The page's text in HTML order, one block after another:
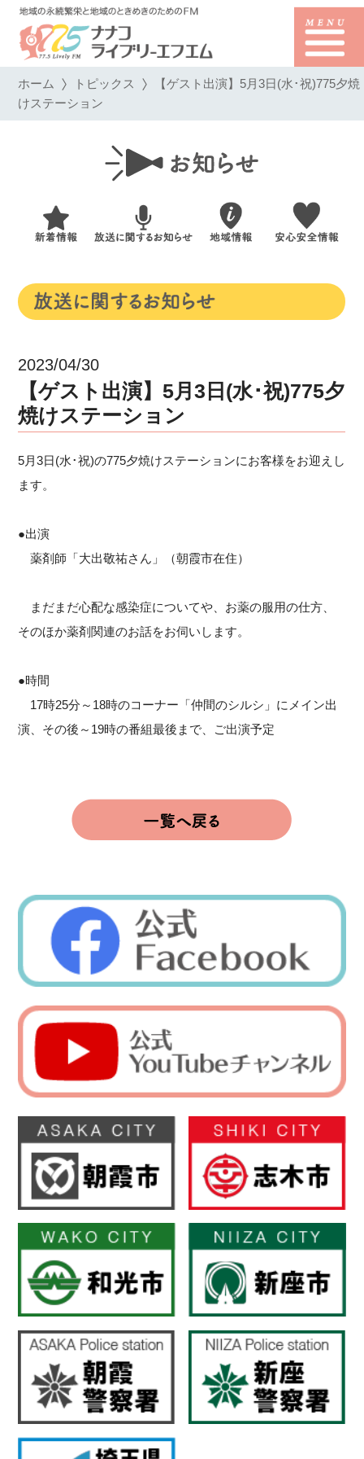
ホーム トピックス 【ゲスト出演】5月3日(水･祝)775夕焼
けステーション
2023/04/30
【ゲスト出演】5月3日(水･祝)775夕
焼けステーション
5月3日(水･祝)の775夕焼けステーションにお客様をお迎えし
ます。
●出演
薬剤師「大出敬祐さん」（朝霞市在住）
まだまだ心配な感染症についてや、お薬の服用の仕方、
そのほか薬剤関連のお話をお伺いします。
●時間
17時25分～18時のコーナー「仲間のシルシ」にメイン出
演、その後～19時の番組最後まで、ご出演予定